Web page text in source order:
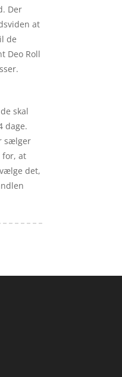
Der
at
de
Deo Roll
skal
dage.
sælger
for, at
det,